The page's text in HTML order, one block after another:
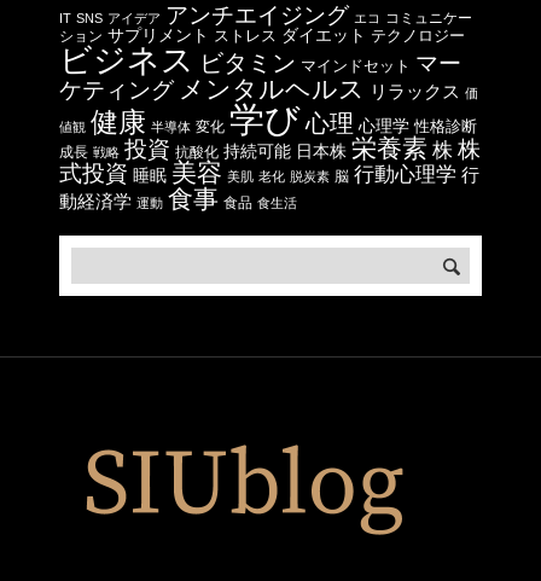
IT SNS アイデア アンチエイジング エコ コミュニケー
ション サプリメント ストレス ダイエット テクノロジー
ビジネス ビタミン マインドセット マー
ケティング メンタルヘルス リラックス 価
値観 健康 半導体 変化 学び心理 心理学 性格診断
成長 戦略 投資 抗酸化 持続可能 日本株 栄養素 株 株
式投資 睡眠 美容 美肌 老化 脱炭素 脳 行動心理学 行
動経済学 運動 食事 食品 食生活